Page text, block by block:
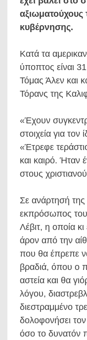
αξιωματούχους
κυβέρνησης.
Κατά τα
ύποπτος είναι
Τόμας Άλεν και
Τόρανς της
«Έχουν
στοιχεία για
«Έτρεφε
και καιρό. Ήταν
στους
Σε ανάρτησή
εκπρόσωπος
Λέβιτ, η οποία
άρον από την
που θα έπρεπε να
βραδιά, όπου ο
αστεία και θα
λόγου,
διεστραμμένο
δολοφονήσει
όσο το δυνατόν